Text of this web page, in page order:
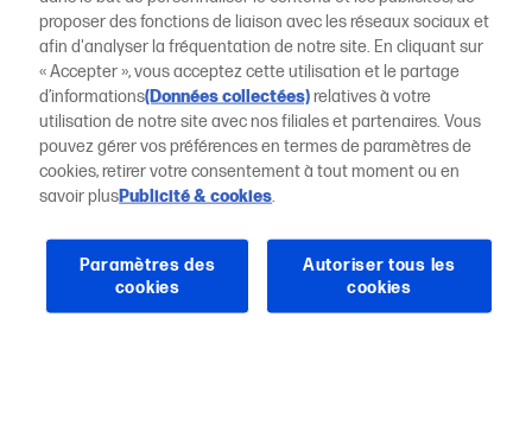
proposer des fonctions de liaison avec les réseaux sociaux et
afin d'analyser la fréquentation de notre site. En cliquant sur
« Accepter », vous acceptez cette utilisation et le partage
d’informations(Données collectées)relatives à votre
utilisation de notre site avec nos filiales et partenaires. Vous
pouvez gérer vos préférences en termes de paramètres de
cookies, retirer votre consentement à tout moment ou en
savoir plusPublicité & cookies.
Paramètres des
cookies
Autoriser tous les
cookies